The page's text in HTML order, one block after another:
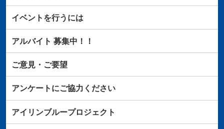
イベントを行うには
アルバイト 募集中！！
ご意見・ご要望
アンケートにご協力ください
アイリンブループロジェクト